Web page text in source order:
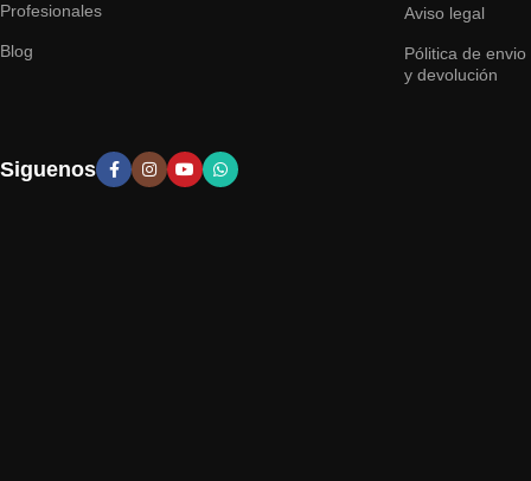
Profesionales
Blog
Aviso legal
Pólitica de envio
y devolución
Siguenos